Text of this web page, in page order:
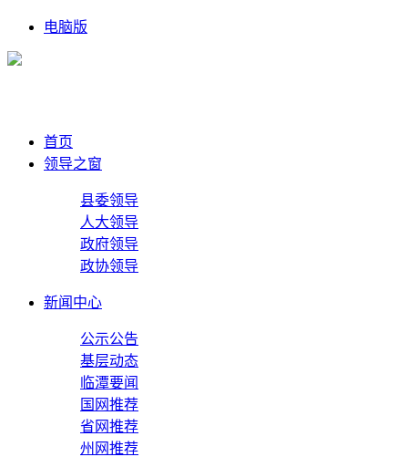
电脑版
首页
领导之窗
县委领导
人大领导
政府领导
政协领导
新闻中心
公示公告
基层动态
临潭要闻
国网推荐
省网推荐
州网推荐